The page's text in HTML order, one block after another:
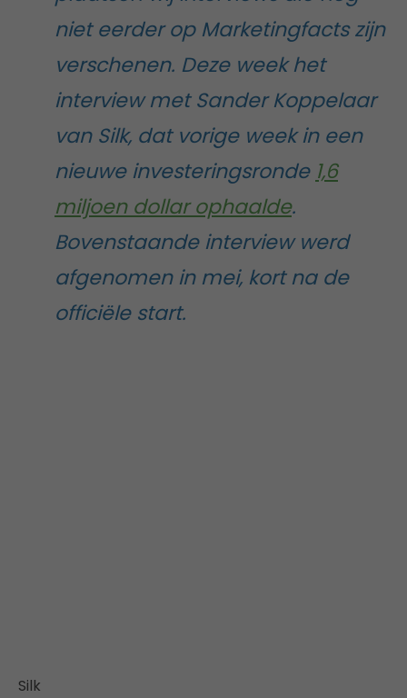
niet eerder op Marketingfacts zijn
verschenen. Deze week het
interview met Sander Koppelaar
van Silk, dat vorige week in een
nieuwe investeringsronde 1,6
miljoen dollar ophaalde.
Bovenstaande interview werd
afgenomen in mei, kort na de
officiële start.
Silk